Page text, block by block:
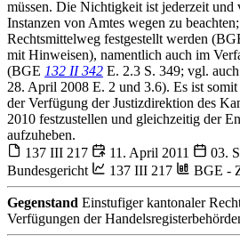
müssen. Die Nichtigkeit ist jederzeit und
Instanzen von Amtes wegen zu
Rechtsmittelweg festgestellt werden
mit Hinweisen), namentlich auch im
(BGE 132 II 342 E. 2.3 S. 349; vgl.
28. April 2008 E. 2 und 3.6). Es ist
der Verfügung der Justizdirektion des
2010 festzustellen und gleichzeitig der
aufzuheben.
137 III 217
11. April 2011
03.
Bundesgericht
137 III 217 BGE -
Gegenstand Einstufiger kantonaler
Verfügungen der